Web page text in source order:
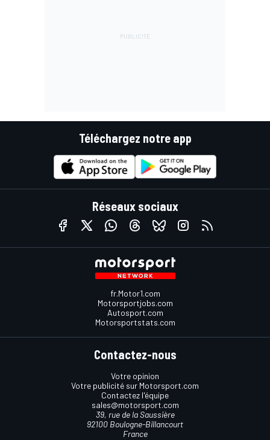
Téléchargez notre app
Réseaux sociaux
fr.Motor1.com
Motorsportjobs.com
Autosport.com
Motorsportstats.com
Contactez-nous
Votre opinion
Votre publicité sur Motorsport.com
Contactez l'équipe
sales@motorsport.com
39, rue de la Saussière
92100 Boulogne-Billancourt
France